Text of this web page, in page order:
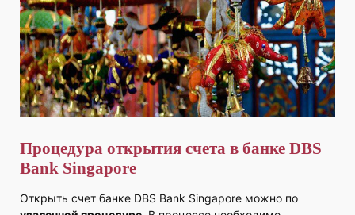
Процедура открытия счета в банке DBS
Bank Singapore
Открыть счет банке DBS Bank Singapore можно по